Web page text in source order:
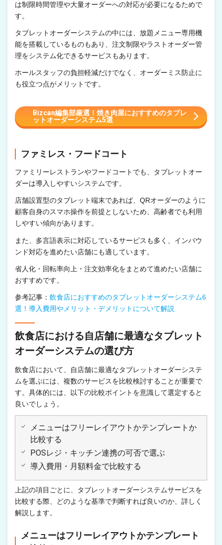
は制限時間管理や大量オーダーへの対応が必要になるためで
す。
タブレットオーダーシステムの中には、放題メニュー専用機
能を搭載しているものもあり、注文制限やラストオーダー管
理をシステム化できるサービスもあります。
ホールスタッフの負担軽減だけでなく、オーダーミス防止に
も役立つ点がメリットです。
Bizcan編集部厳選！焼き肉屋におすすめのタブレ
ットオーダーシステム5選
ファミレス・フードコート
ファミリーレストランやフードコートでも、タブレットオー
ダーは導入しやすいシステムです。
店舗設置型のタブレット端末であれば、QRオーダーのように
顧客自身のスマホ操作を前提としないため、高齢者でも利用
しやすい傾向があります。
また、多言語表示に対応しているサービスも多く、インバウ
ンド対応を進めたい店舗にも適しています。
省人化・回転率向上・注文効率化をまとめて進めたい店舗に
おすすめです。
参考記事： 飲食店におすすめのタブレットオーダーシステム6
選！導入費用やメリット・デメリットについて解説
飲食店における自店舗に最適なタブレット
オーダーシステムの選び方
飲食店において、自店舗に最適なタブレットオーダーシステ
ムを選ぶには、複数のサービスを比較検討することが重要で
す。具体的には、以下の比較ポイントを意識して選定すると
良いでしょう。
メニューはフリーレイアウトかテンプレートか
比較する
POSレジ・キッチン連携の可否で選ぶ
導入費用・月額料金で比較する
上記の項目ごとに、タブレットオーダーシステムサービスを
比較する際、どのような基準で判断すれば良いのか、詳しく
解説します。
メニューはフリーレイアウトかテンプレート